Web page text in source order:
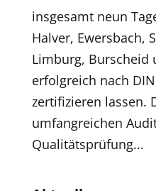
insgesamt neun
Halver, Ewersbach,
Limburg, Burscheid
erfolgreich nach DIN
zertifizieren lassen.
umfangreichen
Qualitätsprüfung...